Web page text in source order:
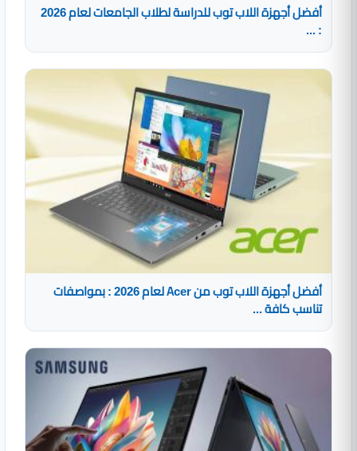
أفضل أجهزة اللاب توب للدراسة لطلاب الجامعات لعام 2026
: ...
أفضل أجهزة اللاب توب من Acer لعام 2026 : بمواصفات
تناسب كافة ...